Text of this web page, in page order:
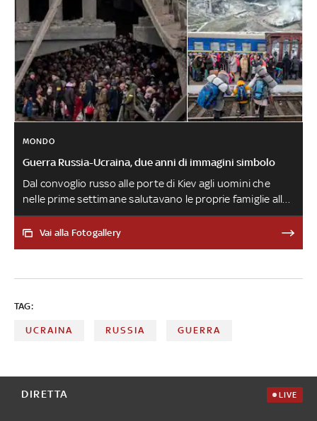
MONDO
Guerra Russia-Ucraina, due anni di immagini simbolo
Dal convoglio russo alle porte di Kiev agli uomini che
nelle prime settimane salutavano le proprie famiglie alla
stazione dei treni, non sapendo se e quando le
avrebbero riviste. Dai civili che aspettano di essere
Azovstal. E ancora il primo viaggio di Zelensky all'estero e
significativa della guerra che va avanti da ormai 24 mesi
Vai alla Fotogallery
TAG:
UCRAINA RUSSIA GUERRA
DIRETTA LIVE